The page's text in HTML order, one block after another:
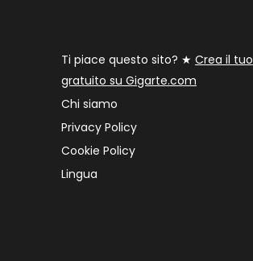
Ti piace questo sito? ★ Crea il tuo
gratuito su Gigarte.com
Chi siamo
Privacy Policy
Cookie Policy
Lingua